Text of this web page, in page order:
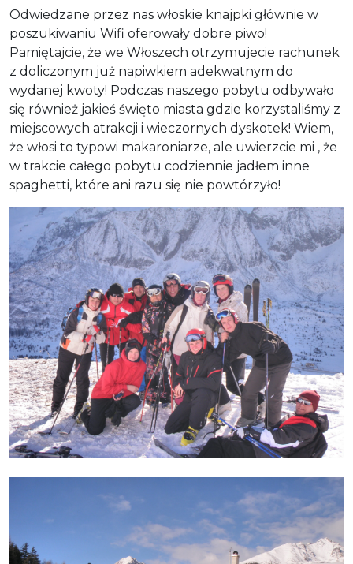
Odwiedzane przez nas włoskie knajpki głównie w
poszukiwaniu Wifi oferowały dobre piwo!
Pamiętajcie, że we Włoszech otrzymujecie rachunek
z doliczonym już napiwkiem adekwatnym do
wydanej kwoty! Podczas naszego pobytu odbywało
się również jakieś święto miasta gdzie korzystaliśmy z
miejscowych atrakcji i wieczornych dyskotek! Wiem,
że włosi to typowi makaroniarze, ale uwierzcie mi , że
w trakcie całego pobytu codziennie jadłem inne
spaghetti, które ani razu się nie powtórzyło!